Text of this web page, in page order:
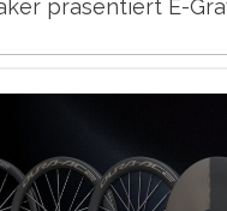
präsentiert E-